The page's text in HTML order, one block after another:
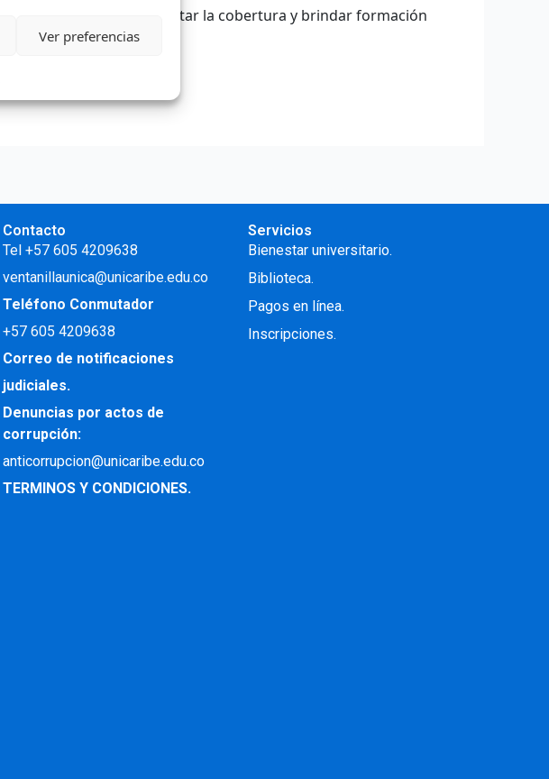
Ver preferencias
que busca aumentar la cobertura y brindar formación
Contacto
Tel +57 605 4209638
ventanillaunica@unicaribe.edu.co
Teléfono Conmutador
+57605 4209638
Correo de notificaciones
judiciales.
Denuncias por actos de
corrupción:
anticorrupcion@unicaribe.edu.co
TERMINOS Y CONDICIONES.
Servicios
Bienestar universitario.
Biblioteca.
Pagos en línea.
Inscripciones.